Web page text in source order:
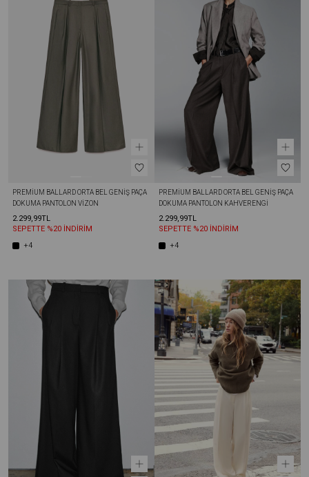
PREMIUM BALLARD ORTA BEL GENIŞ PAÇA
DOKUMA PANTOLON VIZON
2.299,99TL
SEPETTE %20 İNDİRİM
+4
PREMIUM BALLARD ORTA BEL GENIŞ PAÇA
DOKUMA PANTOLON KAHVERENGI
2.299,99TL
SEPETTE %20 İNDİRİM
+4